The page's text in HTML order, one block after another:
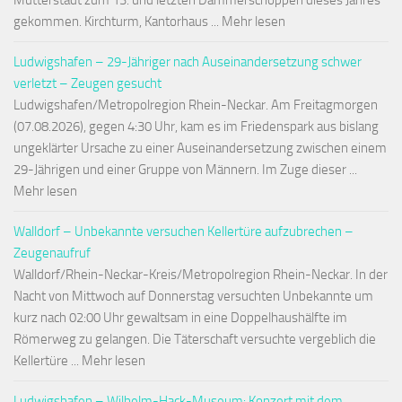
gekommen. Kirchturm, Kantorhaus ... Mehr lesen
Ludwigshafen – 29-Jähriger nach Auseinandersetzung schwer
verletzt – Zeugen gesucht
Ludwigshafen/Metropolregion Rhein-Neckar. Am Freitagmorgen
(07.08.2026), gegen 4:30 Uhr, kam es im Friedenspark aus bislang
ungeklärter Ursache zu einer Auseinandersetzung zwischen einem
29-Jährigen und einer Gruppe von Männern. Im Zuge dieser ...
Mehr lesen
Walldorf – Unbekannte versuchen Kellertüre aufzubrechen –
Zeugenaufruf
Walldorf/Rhein-Neckar-Kreis/Metropolregion Rhein-Neckar. In der
Nacht von Mittwoch auf Donnerstag versuchten Unbekannte um
kurz nach 02:00 Uhr gewaltsam in eine Doppelhaushälfte im
Römerweg zu gelangen. Die Täterschaft versuchte vergeblich die
Kellertüre ... Mehr lesen